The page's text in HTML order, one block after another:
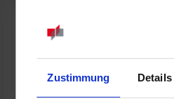
Zustimmung Details
Online INDIS-Infoveranstaltung
Zum Event